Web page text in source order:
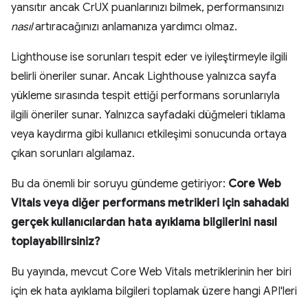
yansıtır ancak CrUX puanlarınızı bilmek, performansınızı
nasılartıracağınızı anlamanıza yardımcı olmaz.
Lighthouse ise sorunları tespit eder ve iyileştirmeyle ilgili
belirli öneriler sunar. Ancak Lighthouse yalnızca sayfa
yükleme sırasında tespit ettiği performans sorunlarıyla
ilgili öneriler sunar. Yalnızca sayfadaki düğmeleri tıklama
veya kaydırma gibi kullanıcı etkileşimi sonucunda ortaya
çıkan sorunları algılamaz.
Bu da önemli bir soruyu gündeme getiriyor: Core Web
Vitals veya diğer performans metrikleri için sahadaki
gerçek kullanıcılardan hata ayıklama bilgilerini nasıl
toplayabilirsiniz?
Bu yayında, mevcut Core Web Vitals metriklerinin her biri
için ek hata ayıklama bilgileri toplamak üzere hangi API'leri